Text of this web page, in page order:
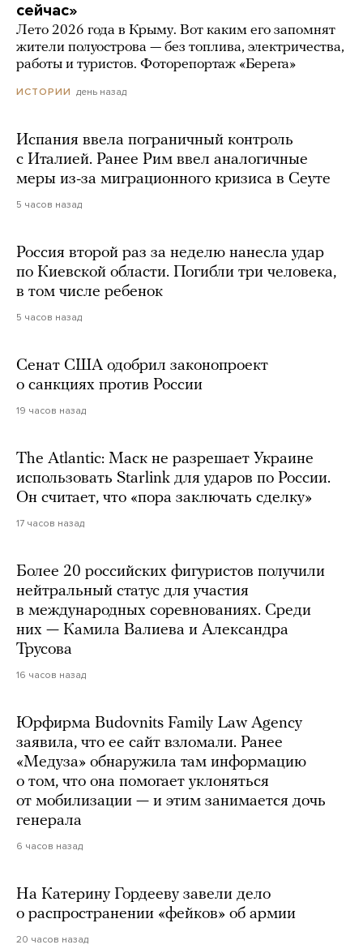
сейчас»
Лето 2026 года в Крыму. Вот каким его запомнят
жители полуострова — без топлива, электричества,
работы и туристов. Фоторепортаж «Берега»
ИСТОРИИ день назад
Испания ввела пограничный контроль
с Италией. Ранее Рим ввел аналогичные
меры из-за миграционного кризиса в Сеуте
5 часов назад
Россия второй раз за неделю нанесла удар
по Киевской области. Погибли три человека,
в том числе ребенок
5 часов назад
Сенат США одобрил законопроект
о санкциях против России
19 часов назад
The Atlantic: Маск не разрешает Украине
использовать Starlink для ударов по России.
Он считает, что «пора заключать сделку»
17 часов назад
Более 20 российских фигуристов получили
нейтральный статус для участия
в международных соревнованиях. Среди
них — Камила Валиева и Александра
Трусова
16 часов назад
Юрфирма Budovnits Family Law Agency
заявила, что ее сайт взломали. Ранее
«Медуза» обнаружила там информацию
о том, что она помогает уклоняться
от мобилизации — и этим занимается дочь
генерала
6 часов назад
На Катерину Гордееву завели дело
о распространении «фейков» об армии
20 часов назад